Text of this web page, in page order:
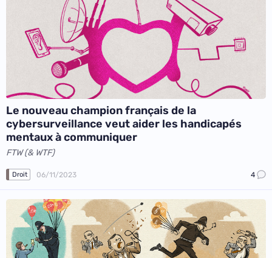
Le nouveau champion français de la
cybersurveillance veut aider les handicapés
mentaux à communiquer
FTW (& WTF)
Droit 06/11/2023 4